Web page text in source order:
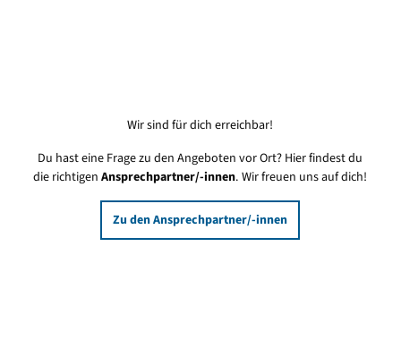
Wir sind für dich erreichbar!
Du hast eine Frage zu den Angeboten vor Ort? Hier findest du
die richtigenAnsprechpartner/-innen. Wir freuen uns auf dich!
Zu den Ansprechpartner/-innen